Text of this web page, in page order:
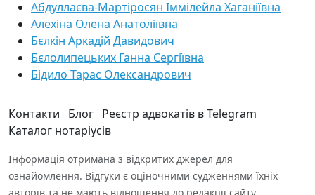
Абдуллаєва-Мартіросян Іммілейла Хаганіївна
Алехіна Олена Анатоліївна
Бєлкін Аркадій Давидович
Бєлолипецьких Ганна Сергіївна
Бідило Тарас Олександрович
Контакти Блог Реєстр адвокатів в Telegram
Каталог нотаріусів
Інформація отримана з відкритих джерел для
ознайомлення. Відгуки є оціночними судженнями їхніх